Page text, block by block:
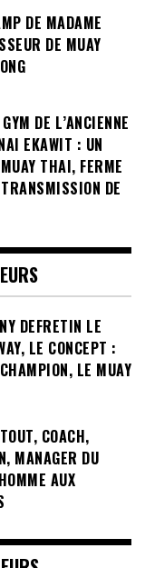
DE MADAME
DE MUAY
DE L’ANCIENNE
EKAWIT : UN
THAI, FERME
DE
DEFRETIN LE
LE CONCEPT :
LE MUAY
COACH,
MANAGER DU
AUX